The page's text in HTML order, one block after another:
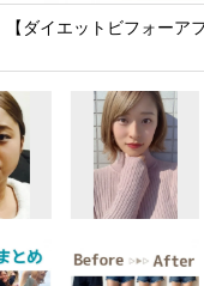
【ダイエットビフォーア